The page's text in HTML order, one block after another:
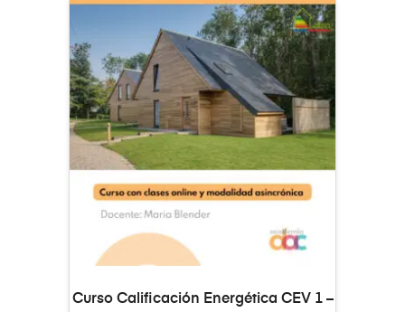
AÑADIR AL CARRITO
Curso Calificación Energética CEV 1 –